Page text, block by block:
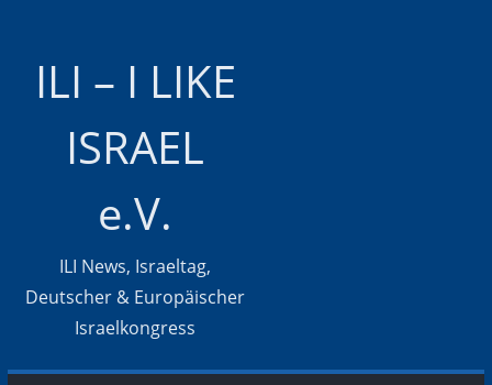
ILI – I LIKE
ISRAEL
e.V.
ILI News, Israeltag,
Deutscher & Europäischer
Israelkongress